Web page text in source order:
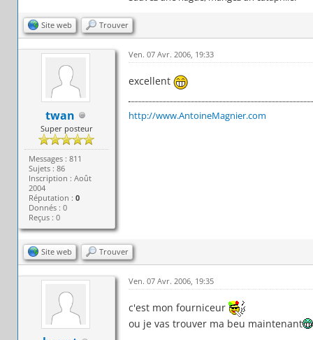
Site web Trouver
twan
Super posteur
Messages : 811
Sujets : 86
Inscription : Août
2004
Réputation :0
Donnés : 0
Reçus : 0
Ven. 07 Avr. 2006, 19:33
excellent
http://www.AntoineMagnier.com
Site web Trouver
Ven. 07 Avr. 2006, 19:35
c'est mon fourniceur
ou je vas trouver ma beu maintenant